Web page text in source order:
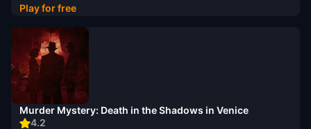
Play for free
4.2
Murder Mystery: Death in the Shadows in Venice